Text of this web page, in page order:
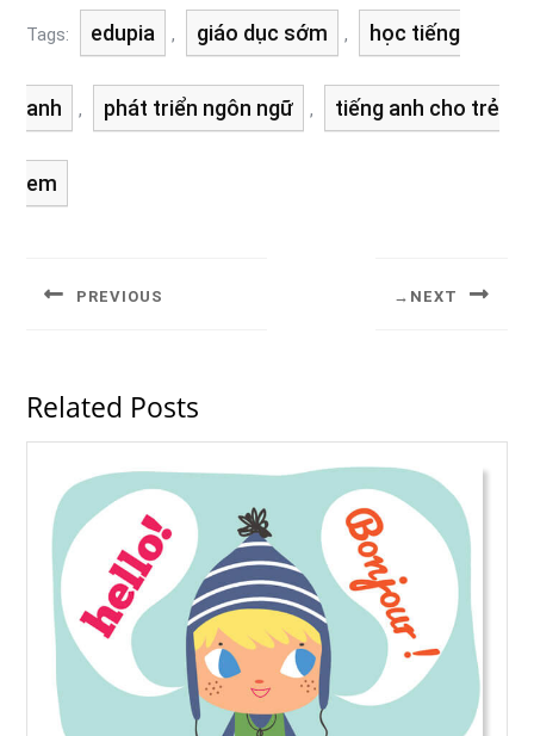
Tags: edupia , giáo dục sớm , học tiếng
anh , phát triển ngôn ngữ , tiếng anh cho trẻ
em
PREVIOUS NEXT
Related Posts